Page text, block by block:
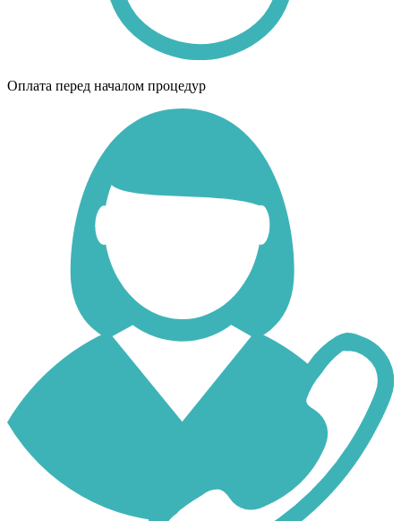
Оплата перед началом процедур